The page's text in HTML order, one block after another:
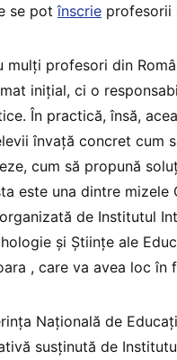
se potînscrie profesorii
mulți profesori din
inițial, ci o
În practică, însă,
învață concret cum
cum să propună
este una dintre
de Institutul
și Științe ale
, care va avea loc
Națională de
susținută de